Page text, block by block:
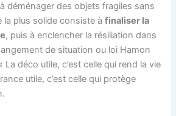
déménager des objets fragiles sans
la plus solide consiste àfinaliser la
, puis à enclencher la résiliation dans
de situation ou loi Hamon
La déco utile, c’est celle qui rend la vie
utile, c’est celle qui protège